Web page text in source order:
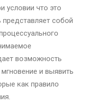
условии что это
собой
возможность
и выявить
как правило